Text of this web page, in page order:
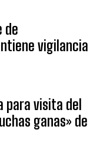
de
vigilancia
para visita del
ganas» de